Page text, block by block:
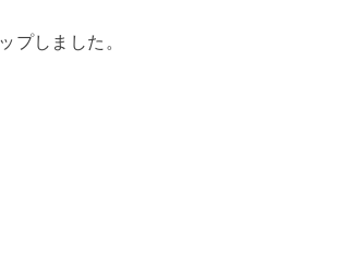
プしました。